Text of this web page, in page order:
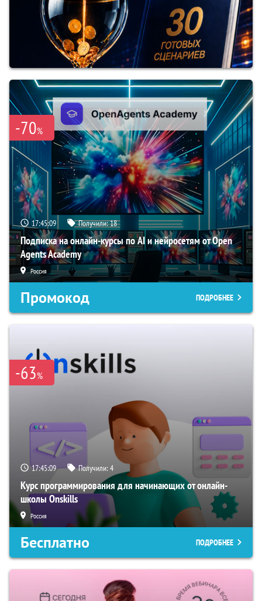
-70%
17:45:08 Получили:18
Подписка на онлайн-курсы по AI и нейросетям от Open
Agents Academy
Россия
Промокод ПОДРОБНЕЕ
-63%
17:45:08 Получили:4
Курс программирования для начинающих от онлайн-
школы Onskills
Россия
Бесплатно ПОДРОБНЕЕ